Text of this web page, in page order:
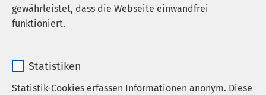
gewährleistet, dass die Webseite einwandfrei
funktioniert.
Anbieter sgalinski
Statistiken
Statistik-Cookies erfassen Informationen anonym. Diese